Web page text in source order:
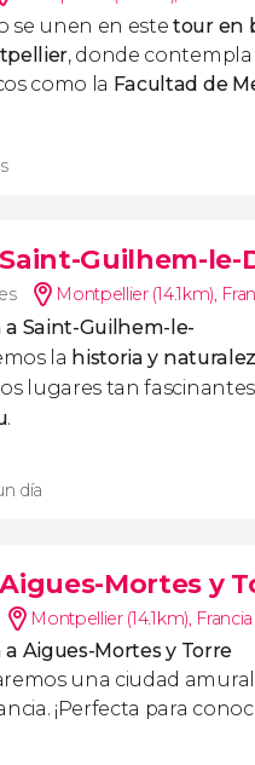
se unen en estetour en
, donde
como la Facultad de
Guilhem-le-
Montpellier (14.1km),
a Saint-Guilhem-le-
la historia y
lugares tan
.
día
Mortes y
Montpellier (14.1km), Francia
Aigues-Mortes y Torre
una ciudad
¡Perfecta para